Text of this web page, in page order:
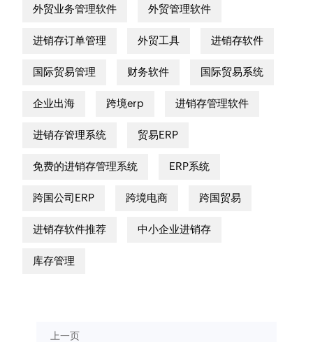
外贸业务管理软件 外贸管理软件
进销存订单管理 外贸工具 进销存软件
国际贸易管理 财务软件 国际贸易系统
企业出海 跨境erp 进销存管理软件
进销存管理系统 贸易ERP
免费的进销存管理系统 ERP系统
跨国公司ERP 跨境电商 跨国贸易
进销存软件推荐 中小企业进销存
库存管理
上一页